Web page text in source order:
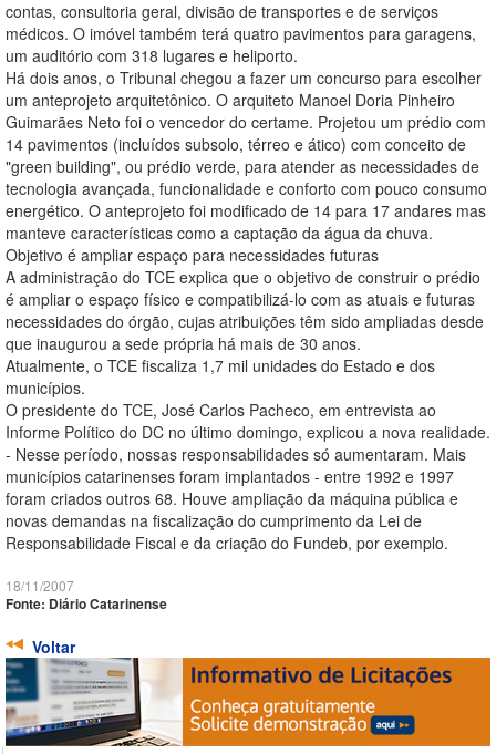
contas, consultoria geral, divisão de transportes e de serviços
médicos. O imóvel também terá quatro pavimentos para garagens,
um auditório com 318 lugares e heliporto.
Há dois anos, o Tribunal chegou a fazer um concurso para escolher
um anteprojeto arquitetônico. O arquiteto Manoel Doria Pinheiro
Guimarães Neto foi o vencedor do certame. Projetou um prédio com
14 pavimentos (incluídos subsolo, térreo e ático) com conceito de
"green building", ou prédio verde, para atender as necessidades de
tecnologia avançada, funcionalidade e conforto com pouco consumo
energético. O anteprojeto foi modificado de 14 para 17 andares mas
manteve características como a captação da água da chuva.
Objetivo é ampliar espaço para necessidades futuras
A administração do TCE explica que o objetivo de construir o prédio
é ampliar o espaço físico e compatibilizá-lo com as atuais e futuras
necessidades do órgão, cujas atribuições têm sido ampliadas desde
que inaugurou a sede própria há mais de 30 anos.
Atualmente, o TCE fiscaliza 1,7 mil unidades do Estado e dos
municípios.
O presidente do TCE, José Carlos Pacheco, em entrevista ao
Informe Político do DC no último domingo, explicou a nova realidade.
- Nesse período, nossas responsabilidades só aumentaram. Mais
municípios catarinenses foram implantados - entre 1992 e 1997
foram criados outros 68. Houve ampliação da máquina pública e
novas demandas na fiscalização do cumprimento da Lei de
Responsabilidade Fiscal e da criação do Fundeb, por exemplo.
18/11/2007
Fonte: Diário Catarinense
Voltar